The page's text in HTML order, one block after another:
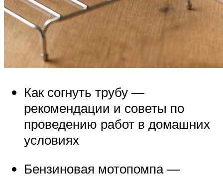
Как согнуть трубу —
рекомендации и советы по
проведению работ в домашних
условиях
Бензиновая мотопомпа —